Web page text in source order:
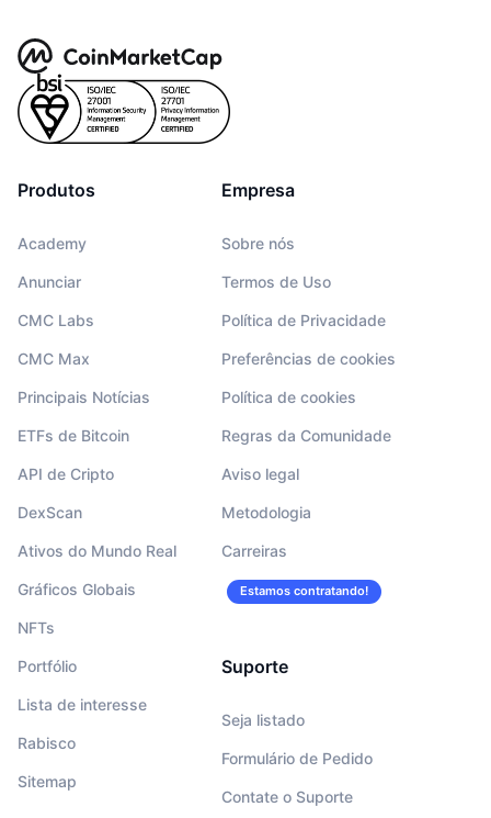
Produtos
Academy
Anunciar
CMC Labs
CMC Max
Principais Notícias
ETFs de Bitcoin
API de Cripto
DexScan
Ativos do Mundo Real
Gráficos Globais
NFTs
Portfólio
Lista de interesse
Rabisco
Sitemap
Empresa
Sobre nós
Termos de Uso
Política de Privacidade
Preferências de cookies
Política de cookies
Regras da Comunidade
Aviso legal
Metodologia
Carreiras
Estamos contratando!
Suporte
Seja listado
Formulário de Pedido
Contate o Suporte